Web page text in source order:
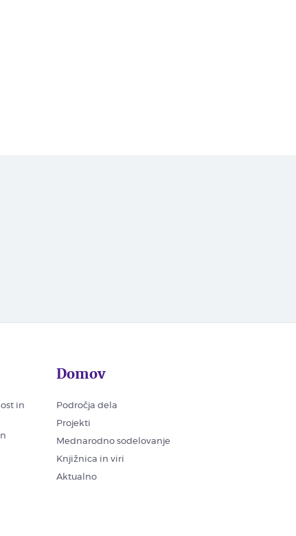
in
Domov
Področja dela
Projekti
Mednarodno sodelovanje
Knjižnica in viri
Aktualno